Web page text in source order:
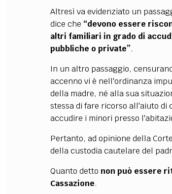
Altresì va evidenziato un
dice che “devono essere
altri familiari in grado di
pubbliche o private”.
In un altro passaggio,
accenno vi è nell'ordinanza
della madre, né alla sua
stessa di fare ricorso all'aiuto di
accudire i minori presso
Pertanto, ad opinione della
della custodia cautelare del
Quanto detto non può essere
Cassazione.